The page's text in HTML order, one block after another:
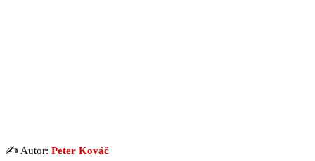
✍️ Autor: Peter Kováč